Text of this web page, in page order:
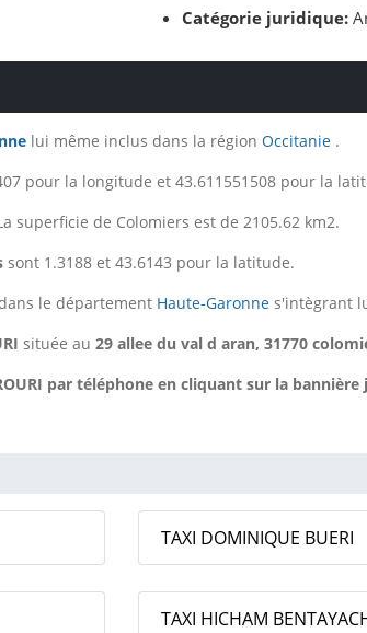
Catégorie juridique:
lui même inclus dans la région Occitanie .
pour la longitude et 43.611551508 pour la
superficie de Colomiers est de 2105.62 km2.
sont 1.3188 et 43.6143 pour la latitude.
le département Haute-Garonne s'intègrant
située au 29 allee du val d aran, 31770
par téléphone en cliquant sur la
TAXI DOMINIQUE BUERI
TAXI HICHAM